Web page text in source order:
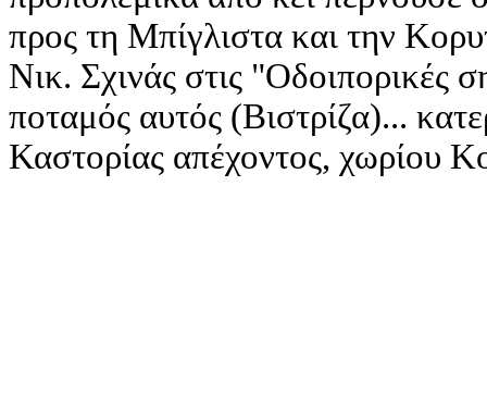
προς τη Μπίγλιστα και την
Νικ. Σχινάς στις "Οδοιπορικές
ποταμός αυτός (Βιστρίζα)...
Καστορίας απέχοντος, χωρίου